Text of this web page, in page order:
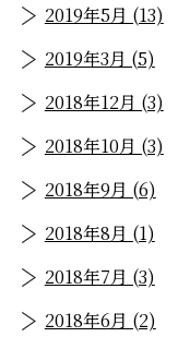
2019年5月 (13)
2019年3月 (5)
2018年12月 (3)
2018年10月 (3)
2018年9月 (6)
2018年8月 (1)
2018年7月 (3)
2018年6月 (2)